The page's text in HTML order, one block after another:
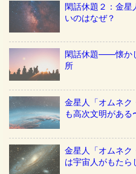
閑話休題２：金星
いのはなぜ？
閑話休題——懐か
所
金星人「オムネ
も高次文明がある
金星人「オムネ
は宇宙人がもたら